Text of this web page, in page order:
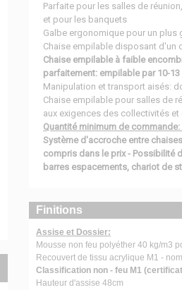
Parfaite pour les salles de
et pour les banquets
Galbe ergonomique pour un plus
Chaise empilable disposant d'un
Chaise empilable à faible
parfaitement: empilable par 10-
Manipulation et transport aisés:
Chaise empilable pour salles de
aux exigences des collectivités
Quantité minimum de
Système d'accroche entre chaises
compris dans le prix - Possibilité
barres espacements, chariot de
Finitions
Assise et Dossier:
Mousse non feu polyéther 40 kg/m3
Recouvert de tissu acrylique M1 -
Classification non - feu M1
Hauteur d'assise 48cm